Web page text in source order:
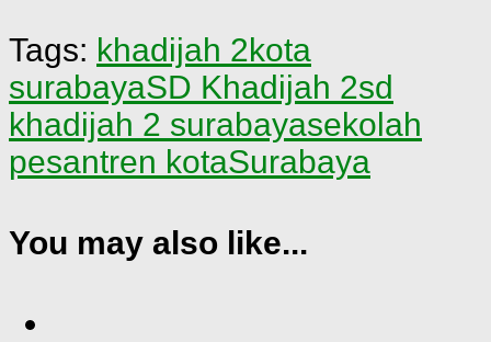
Tags: khadijah 2kota
surabayaSD Khadijah 2sd
khadijah 2 surabayasekolah
pesantren kotaSurabaya
You may also like...